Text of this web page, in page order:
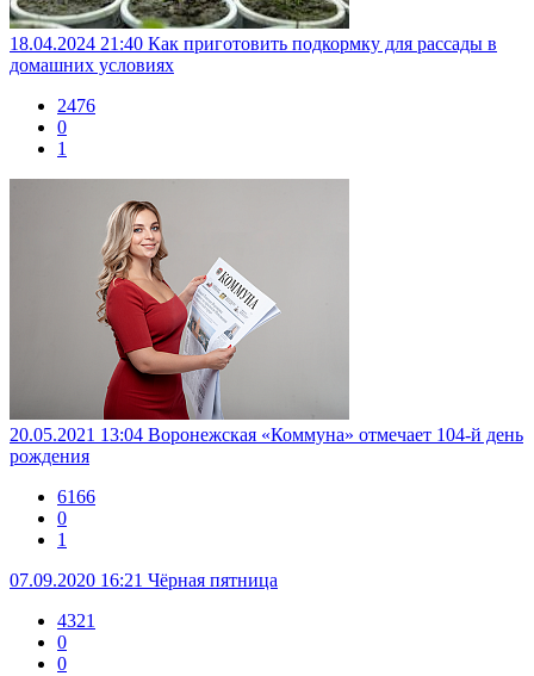
18.04.2024 21:40 Как приготовить подкормку для рассады в
домашних условиях
2476
0
1
20.05.2021 13:04 Воронежская «Коммуна» отмечает 104-й день
рождения
6166
0
1
07.09.2020 16:21 Чёрная пятница
4321
0
0